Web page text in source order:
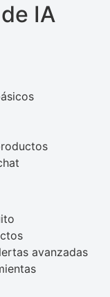
IA
avanzadas